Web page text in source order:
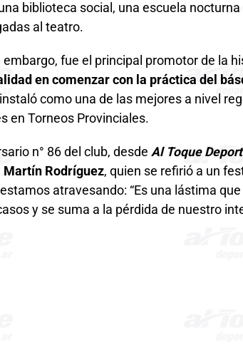
biblioteca social, una escuela
al teatro.
embargo, fue el principal promotor de la
en comenzar con la práctica del
como una de las mejores a nivel
en Torneos Provinciales.
n° 86 del club, desde Al Toque
Martín Rodríguez, quien se refirió a un
atravesando: “Es una lástima
y se suma a la pérdida de nuestro